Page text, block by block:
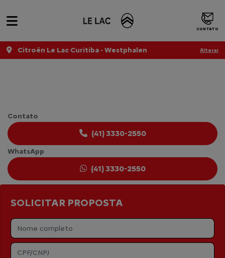
CONTATO
Citroën Le Lac Curitiba - Westphalen Alterar
SOLICITAR PROPOSTA
Contato
(41) 3330-2550
WhatsApp
(41) 3330-2550